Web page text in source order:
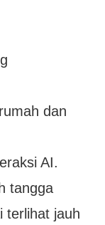
dan
AI.
tangga
terlihat jauh